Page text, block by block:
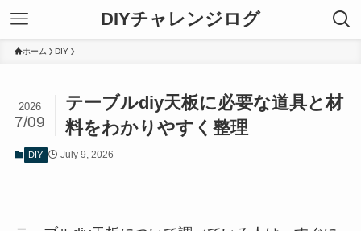
DIYチャレンジログ
ホーム DIY
テーブルdiy天板に必要な道具と材
料をわかりやすく整理
2026
7/09
DIY July 9, 2026